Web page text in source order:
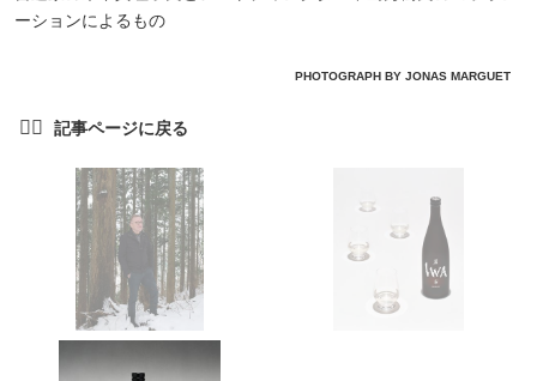
ーションによるもの
PHOTOGRAPH BY JONAS MARGUET